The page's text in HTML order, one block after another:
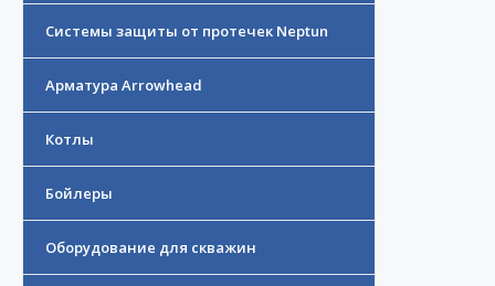
Системы защиты от протечек Neptun
Арматура Arrowhead
Котлы
Бойлеры
Оборудование для скважин